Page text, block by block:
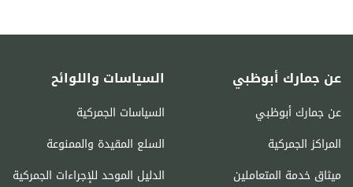
عن جمارك أبوظبي
عن جمارك أبوظبي
المراكز الجمركية
ميثاق خدمة المتعاملين
السياسات واللوائح
السياسات الجمركية
السلع المقيدة والممنوعة
الدليل الموحد للإجراءات الجمركية